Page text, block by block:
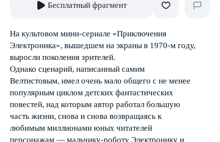
Бесплатный фрагмент
На культовом мини-сериале «Приключения
Электроника», вышедшем на экраны в 1970-м году,
выросли поколения зрителей.
Однако сценарий, написанный самим
Велтистовым, имел очень мало общего с не менее
популярным циклом детских фантастических
повестей, над которым автор работал большую
часть жизни, снова и снова возвращаясь к
любимым миллионами юных читателей
персонажам — мальчику-роботу Электронику и